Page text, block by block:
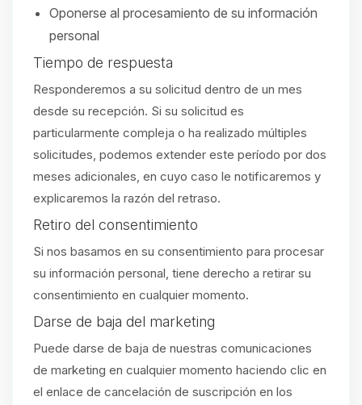
Oponerse al procesamiento de su información
personal
Tiempo de respuesta
Responderemos a su solicitud dentro de un mes
desde su recepción. Si su solicitud es
particularmente compleja o ha realizado múltiples
solicitudes, podemos extender este período por dos
meses adicionales, en cuyo caso le notificaremos y
explicaremos la razón del retraso.
Retiro del consentimiento
Si nos basamos en su consentimiento para procesar
su información personal, tiene derecho a retirar su
consentimiento en cualquier momento.
Darse de baja del marketing
Puede darse de baja de nuestras comunicaciones
de marketing en cualquier momento haciendo clic en
el enlace de cancelación de suscripción en los